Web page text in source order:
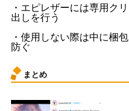
・エピレザーには専用ク
出しを行う
・使用しない際は中に梱
防ぐ
まとめ